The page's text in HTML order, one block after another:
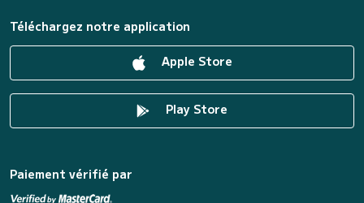
Téléchargez notre application
Apple Store
Play Store
Paiement vérifié par